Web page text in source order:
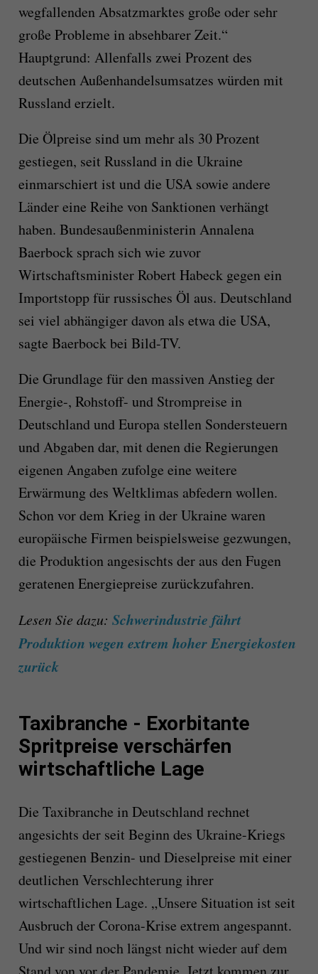
wegfallenden Absatzmarktes große oder sehr
große Probleme in absehbarer Zeit.“
Hauptgrund: Allenfalls zwei Prozent des
deutschen Außenhandelsumsatzes würden mit
Russland erzielt.
Die Ölpreise sind um mehr als 30 Prozent
gestiegen, seit Russland in die Ukraine
einmarschiert ist und die USA sowie andere
Länder eine Reihe von Sanktionen verhängt
haben. Bundesaußenministerin Annalena
Baerbock sprach sich wie zuvor
Wirtschaftsminister Robert Habeck gegen ein
Importstopp für russisches Öl aus. Deutschland
sei viel abhängiger davon als etwa die USA,
sagte Baerbock bei Bild-TV.
Die Grundlage für den massiven Anstieg der
Energie-, Rohstoff- und Strompreise in
Deutschland und Europa stellen Sondersteuern
und Abgaben dar, mit denen die Regierungen
eigenen Angaben zufolge eine weitere
Erwärmung des Weltklimas abfedern wollen.
Schon vor dem Krieg in der Ukraine waren
europäische Firmen beispielsweise gezwungen,
die Produktion angesischts der aus den Fugen
geratenen Energiepreise zurückzufahren.
Lesen Sie dazu: Schwerindustrie fährt
Produktion wegen extrem hoher Energiekosten
zurück
Taxibranche - Exorbitante
Spritpreise verschärfen
wirtschaftliche Lage
Die Taxibranche in Deutschland rechnet
angesichts der seit Beginn des Ukraine-Kriegs
gestiegenen Benzin- und Dieselpreise mit einer
deutlichen Verschlechterung ihrer
wirtschaftlichen Lage. „Unsere Situation ist seit
Ausbruch der Corona-Krise extrem angespannt.
Und wir sind noch längst nicht wieder auf dem